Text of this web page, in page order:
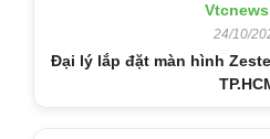
24/10/
Đại lý lắp đặt màn hình